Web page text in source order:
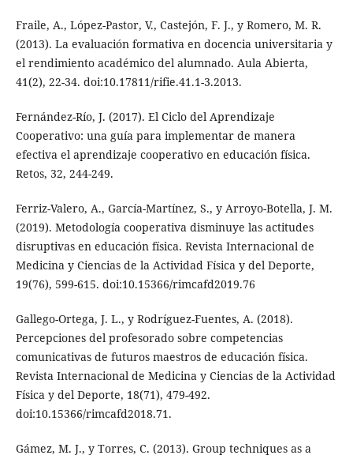
Fraile, A., López-Pastor, V., Castejón, F. J., y Romero, M. R.
(2013). La evaluación formativa en docencia universitaria y
el rendimiento académico del alumnado. Aula Abierta,
41(2), 22-34. doi:10.17811/rifie.41.1-3.2013.
Fernández-Río, J. (2017). El Ciclo del Aprendizaje
Cooperativo: una guía para implementar de manera
efectiva el aprendizaje cooperativo en educación física.
Retos, 32, 244-249.
Ferriz-Valero, A., García-Martínez, S., y Arroyo-Botella, J. M.
(2019). Metodología cooperativa disminuye las actitudes
disruptivas en educación física. Revista Internacional de
Medicina y Ciencias de la Actividad Física y del Deporte,
19(76), 599-615. doi:10.15366/rimcafd2019.76
Gallego-Ortega, J. L., y Rodríguez-Fuentes, A. (2018).
Percepciones del profesorado sobre competencias
comunicativas de futuros maestros de educación física.
Revista Internacional de Medicina y Ciencias de la Actividad
Física y del Deporte, 18(71), 479-492.
doi:10.15366/rimcafd2018.71.
Gámez, M. J., y Torres, C. (2013). Group techniques as a